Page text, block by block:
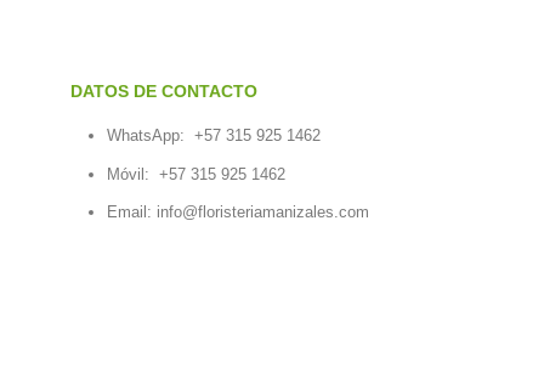
DATOS DE CONTACTO
WhatsApp: +57 315 925 1462
Móvil: +57 315 925 1462
Email: info@floristeriamanizales.com